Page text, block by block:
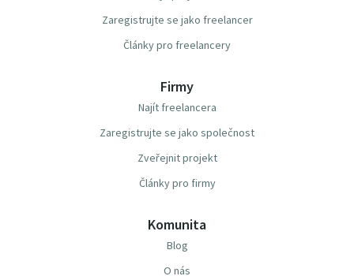
Zaregistrujte se jako freelancer
Články pro freelancery
Firmy
Najít freelancera
Zaregistrujte se jako společnost
Zveřejnit projekt
Články pro firmy
Komunita
Blog
O nás